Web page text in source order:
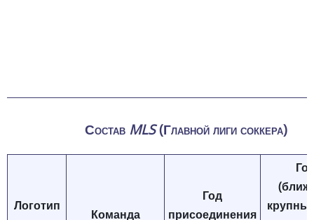
Состав MLS(Главной лиги соккера)
Логотип
Команда
Год
присоединения